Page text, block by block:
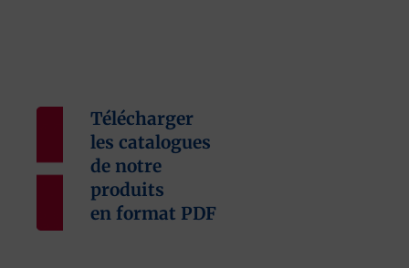
Télécharger
les catalogues
de notre
produits
en format PDF